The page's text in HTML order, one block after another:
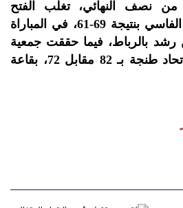
من نصف النهائي، تغلب الفتح
الرياضي على المغرب الفاسي بنتيجة 69-61، في المباراة
رشد بالرباط، فيما حققت جمعية
سلا نتيجة الفوز على اتحاد طنجة بـ 82 مقابل 72، بقاعة